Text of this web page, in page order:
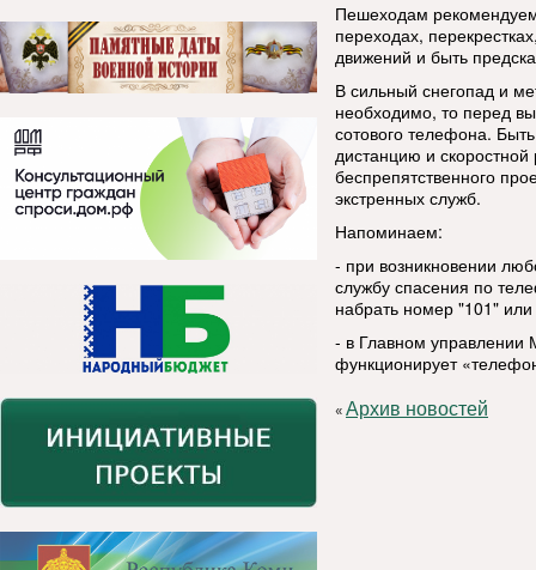
Пешеходам
переходах,
движений и быть
В сильный снегопад и
необходимо, то перед
сотового телефона.
дистанцию и
беспрепятственного
экстренных служб.
Напоминаем:
- при возникновении
службу спасения по
набрать номер "101"
- в Главном управлении
функционирует
«Архив новостей